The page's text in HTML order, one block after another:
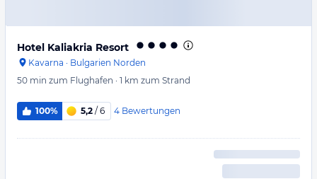
Hotel Kaliakria Resort
Kavarna · Bulgarien Norden
50 min zum Flughafen · 1 km zum Strand
100% 5,2 / 6 4 Bewertungen